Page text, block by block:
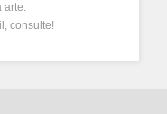
arte.
consulte!